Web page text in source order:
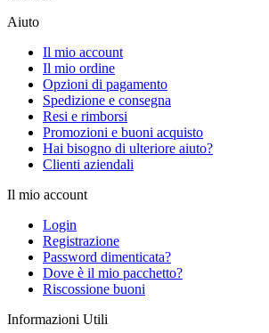
Aiuto
Il mio account
Il mio ordine
Opzioni di pagamento
Spedizione e consegna
Resi e rimborsi
Promozioni e buoni acquisto
Hai bisogno di ulteriore aiuto?
Clienti aziendali
Il mio account
Login
Registrazione
Password dimenticata?
Dove è il mio pacchetto?
Riscossione buoni
Informazioni Utili